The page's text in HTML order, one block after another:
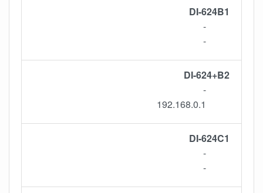
DI-624B1
-
-
DI-624+B2
-
192.168.0.1
DI-624C1
-
-